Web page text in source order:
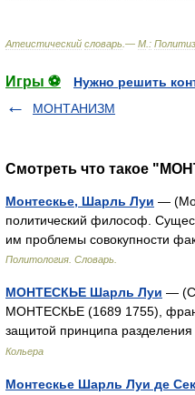
Атеистический словарь .— М :
Игры ⚽
Нужно решить
МОНТАНИЗМ
Смотреть что такое
Монтескье, Шарль Луи —
политический философ.
им проблемы совокупности
Политология. Словарь.
МОНТЕСКЬЕ Шарль Луи —
МОНТЕСКЬЕ (1689 1755),
защитой принципа
Кольера
Монтескье Шарль Луи де